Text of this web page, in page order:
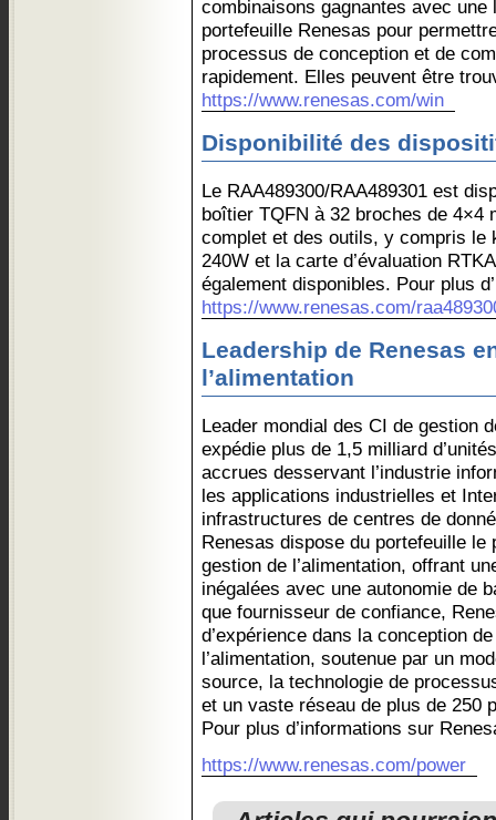
combinaisons gagnantes avec
portefeuille Renesas pour
processus de conception et de
rapidement. Elles peuvent être
https://www.renesas.com/win
Disponibilité des
Le RAA489300/RAA489301 est
boîtier TQFN à 32 broches de 4×4
complet et des outils, y compris le
240W et la carte d’évaluation
également disponibles. Pour plus
https://www.renesas.com/
Leadership de Renesas
l’alimentation
Leader mondial des CI de gestion
expédie plus de 1,5 milliard
accrues desservant l’industrie
les applications industrielles et
infrastructures de centres de
Renesas dispose du portefeuille
gestion de l’alimentation, offrant
inégalées avec une autonomie de
que fournisseur de confiance,
d’expérience dans la conception
l’alimentation, soutenue par un
source, la technologie de
et un vaste réseau de plus de 250
Pour plus d’informations sur
https://www.renesas.com/power